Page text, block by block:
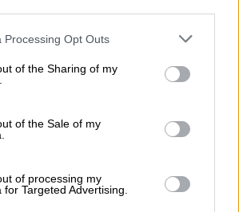
website/app uses one or more Google
or usage behaviour. You may click to
to Google and its third-party tags to
specified purposes in below Google
Processing Opt Outs
of the Sharing of my
of the Sale of my
of processing my
Targeted Advertising.
συγκίνηση του
της Αδελφότητας των
Ευεργεσιών, ντυμένος
τον χιτώνα του, ο γνωστός
του Σαν Χουάν, όπου
στάθηκε μπροστά στο